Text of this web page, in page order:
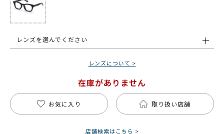
レンズを選んでください
レンズについて >
在庫がありません
お気に入り 取り扱い店舗
店舗検索はこちら >